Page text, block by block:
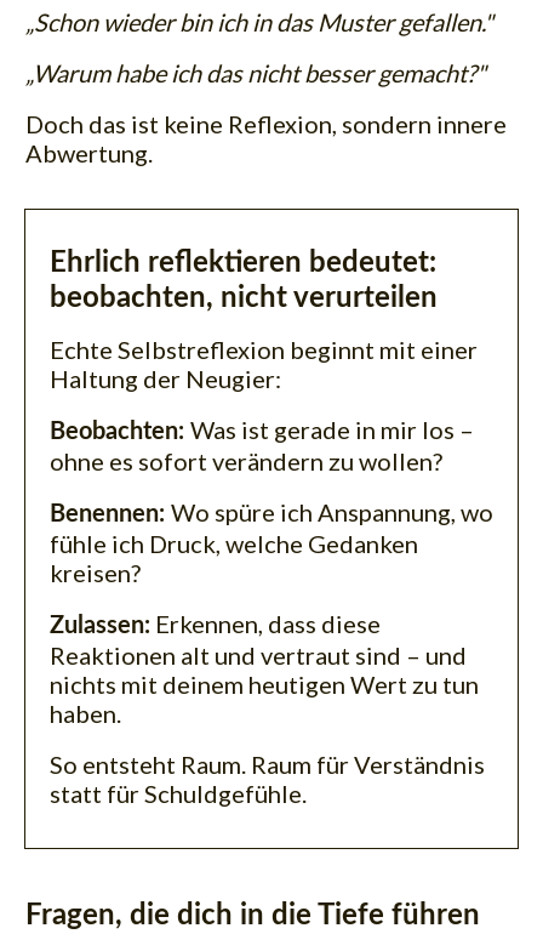
„Schon wieder bin ich in das Muster gefallen."
„Warum habe ich das nicht besser gemacht?"
Doch das ist keine Reflexion, sondern innere
Abwertung.
Ehrlich reflektieren bedeutet:
beobachten, nicht verurteilen
Echte Selbstreflexion beginnt mit einer
Haltung der Neugier:
Beobachten: Was ist gerade in mir los –
ohne es sofort verändern zu wollen?
Benennen: Wo spüre ich Anspannung, wo
fühle ich Druck, welche Gedanken
kreisen?
Zulassen: Erkennen, dass diese
Reaktionen alt und vertraut sind – und
nichts mit deinem heutigen Wert zu tun
haben.
So entsteht Raum. Raum für Verständnis
statt für Schuldgefühle.
Fragen, die dich in die Tiefe führen